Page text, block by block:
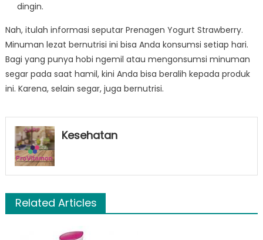
dingin.
Nah, itulah informasi seputar Prenagen Yogurt Strawberry.
Minuman lezat bernutrisi ini bisa Anda konsumsi setiap hari.
Bagi yang punya hobi ngemil atau mengonsumsi minuman
segar pada saat hamil, kini Anda bisa beralih kepada produk
ini. Karena, selain segar, juga bernutrisi.
Kesehatan
Related Articles